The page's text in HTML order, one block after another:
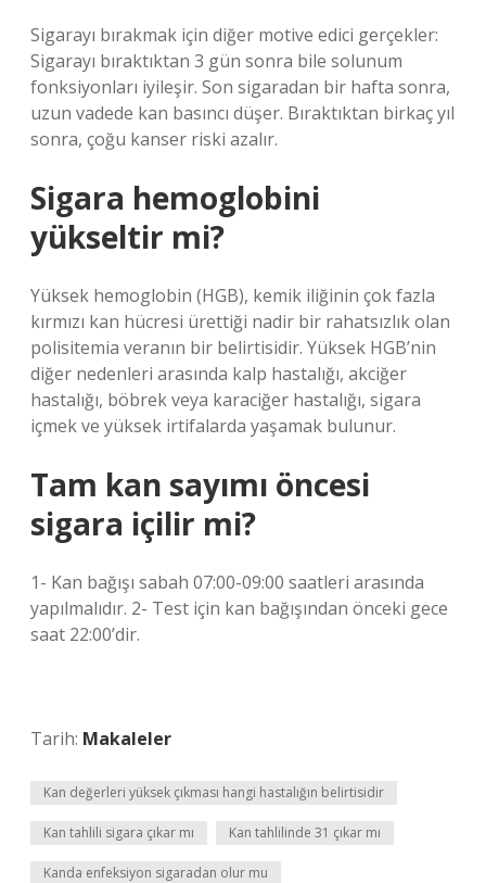
Sigarayı bırakmak için diğer motive edici gerçekler:
Sigarayı bıraktıktan 3 gün sonra bile solunum
fonksiyonları iyileşir. Son sigaradan bir hafta sonra,
uzun vadede kan basıncı düşer. Bıraktıktan birkaç yıl
sonra, çoğu kanser riski azalır.
Sigara hemoglobini
yükseltir mi?
Yüksek hemoglobin (HGB), kemik iliğinin çok fazla
kırmızı kan hücresi ürettiği nadir bir rahatsızlık olan
polisitemia veranın bir belirtisidir. Yüksek HGB’nin
diğer nedenleri arasında kalp hastalığı, akciğer
hastalığı, böbrek veya karaciğer hastalığı, sigara
içmek ve yüksek irtifalarda yaşamak bulunur.
Tam kan sayımı öncesi
sigara içilir mi?
1- Kan bağışı sabah 07:00-09:00 saatleri arasında
yapılmalıdır. 2- Test için kan bağışından önceki gece
saat 22:00’dir.
Tarih: Makaleler
Kan değerleri yüksek çıkması hangi hastalığın belirtisidir
Kan tahlili sigara çıkar mı Kan tahlilinde 31 çıkar mı
Kanda enfeksiyon sigaradan olur mu